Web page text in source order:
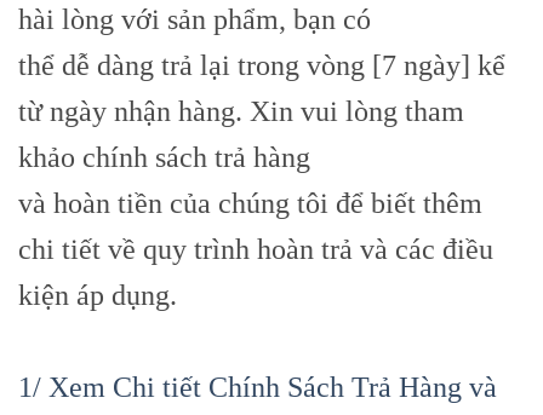
hài lòng với sản phẩm, bạn có
thể dễ dàng trả lại trong vòng [7 ngày] kể
từ ngày nhận hàng. Xin vui lòng tham
khảo chính sách trả hàng
và hoàn tiền của chúng tôi để biết thêm
chi tiết về quy trình hoàn trả và các điều
kiện áp dụng.
1/ Xem Chi tiết Chính Sách Trả Hàng và